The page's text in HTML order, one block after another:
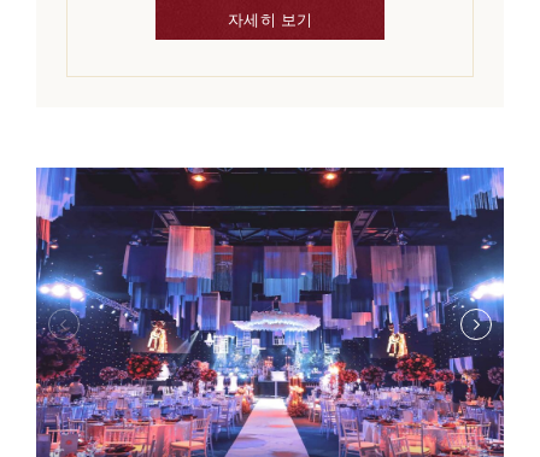
자세히 보기